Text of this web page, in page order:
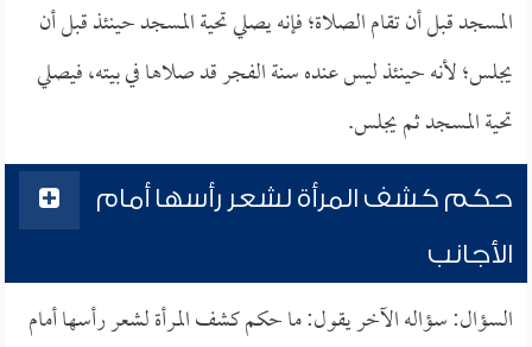
المسجد قبل أن تقام الصلاة؛ فإنه يصلي تحية المسجد حينئذ قبل أن
يجلس؛ لأنه حينئذ ليس عنده سنة الفجر قد صلاها في بيته، فيصلي
تحية المسجد ثم يجلس.
حكم كشف المرأة لشعر رأسها أمام
الأجانب
السؤال: سؤاله الآخر يقول: ما حكم كشف المرأة لشعر رأسها أمام